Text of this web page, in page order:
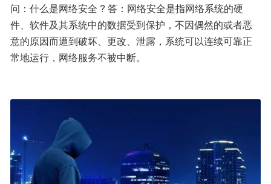
问：什么是网络安全 ? 答：网络安全是指网络系统的硬
件、软件及其系统中的数据受到保护，不因偶然的或者恶
意的原因而遭到破坏、更改、泄露，系统可以连续可靠正
常地运行，网络服务不被中断。